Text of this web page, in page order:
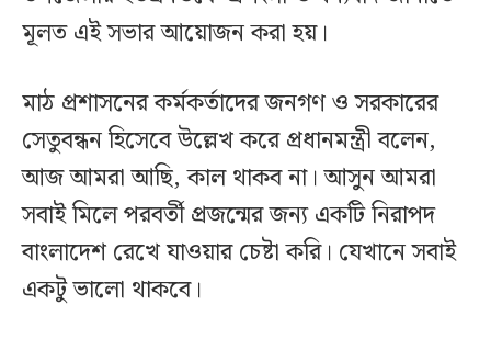
মূলত এই সভার আয়োজন করা হয়।
মাঠ প্রশাসনের কর্মকর্তাদের জনগণ ও সরকারের
সেতুবন্ধন হিসেবে উল্লেখ করে প্রধানমন্ত্রী বলেন,
আজ আমরা আছি, কাল থাকব না। আসুন আমরা
সবাই মিলে পরবর্তী প্রজন্মের জন্য একটি নিরাপদ
বাংলাদেশ রেখে যাওয়ার চেষ্টা করি। যেখানে সবাই
একটু ভালো থাকবে।